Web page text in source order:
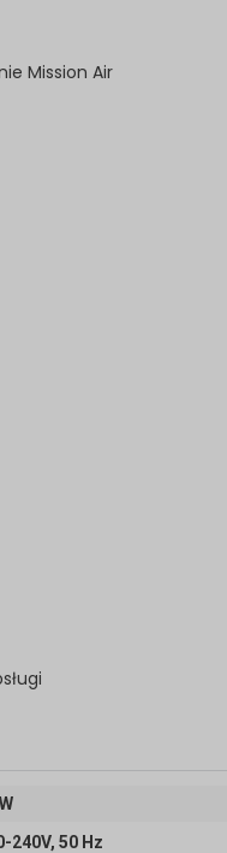
Mission Air
240V, 50 Hz